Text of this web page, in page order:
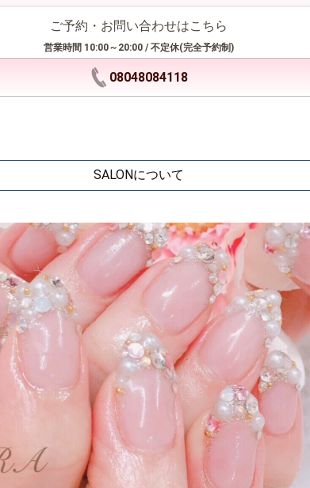
ご予約・お問い合わせはこちら
営業時間 10:00～20:00 / 不定休(完全予約制)
08048084118
SALONについて